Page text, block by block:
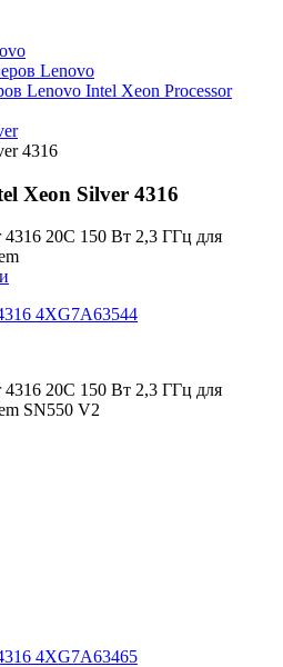
Lenovo
Lenovo Intel Xeon Processor
4316
Xeon Silver 4316
20C 150 Вт 2,3 ГГц для
20C 150 Вт 2,3 ГГц для
SN550 V2